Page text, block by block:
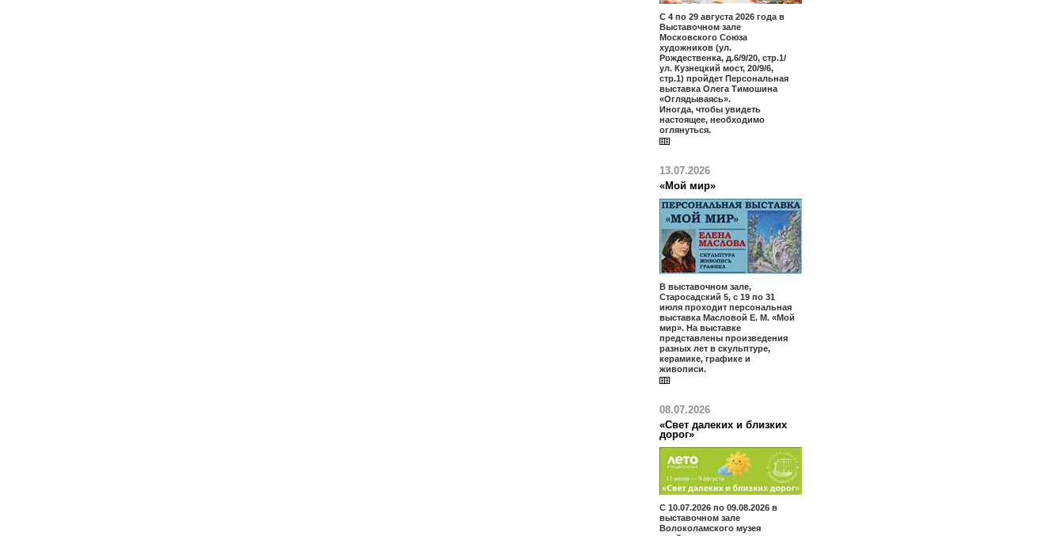
С 4 по 29 августа 2026 года в
Выставочном зале
Московского Союза
художников (ул.
Рождественка, д.6/9/20, стр.1/
ул. Кузнецкий мост, 20/9/6,
стр.1) пройдет Персональная
выставка Олега Тимошина
«Оглядываясь».
Иногда, чтобы увидеть
настоящее, необходимо
оглянуться.
13.07.2026
«Мой мир»
В выставочном зале,
Старосадский 5, с 19 по 31
июля проходит персональная
выставка Масловой Е. М. «Мой
мир». На выставке
представлены произведения
разных лет в скульптуре,
керамике, графике и
живописи.
08.07.2026
«Свет далеких и близких
дорог»
С 10.07.2026 по 09.08.2026 в
выставочном зале
Волоколамского музея